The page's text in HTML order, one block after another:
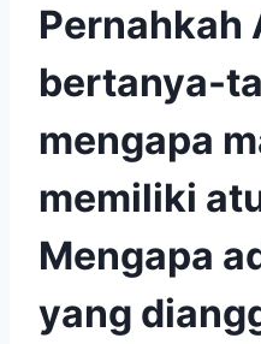
Pernahkah
bertanya-
mengapa
memiliki
Mengapa
yang